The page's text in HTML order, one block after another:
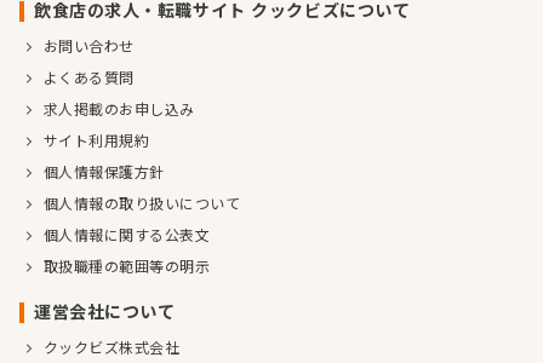
飲食店の求人・転職サイト クックビズについて
お問い合わせ
よくある質問
求人掲載のお申し込み
サイト利用規約
個人情報保護方針
個人情報の取り扱いについて
個人情報に関する公表文
取扱職種の範囲等の明示
運営会社について
クックビズ株式会社